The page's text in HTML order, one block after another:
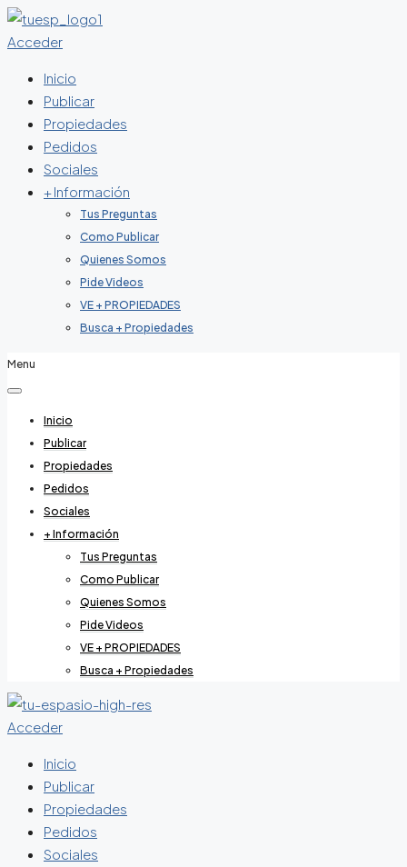
Acceder
Inicio
Publicar
Propiedades
Pedidos
Sociales
+ Información
Tus Preguntas
Como Publicar
Quienes Somos
Pide Videos
VE + PROPIEDADES
Busca + Propiedades
Menu
Inicio
Publicar
Propiedades
Pedidos
Sociales
+ Información
Tus Preguntas
Como Publicar
Quienes Somos
Pide Videos
VE + PROPIEDADES
Busca + Propiedades
Acceder
Inicio
Publicar
Propiedades
Pedidos
Sociales